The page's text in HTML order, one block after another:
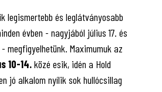
legismertebb és leglátványosabb
évben - nagyjából július 17. és
megfigyelhetünk. Maximumuk az
10-14.közé esik, idén a Hold
jó alkalom nyílik sok hullócsillag